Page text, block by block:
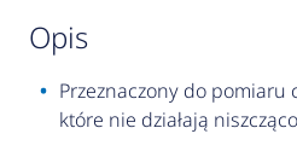
opis
Przeznaczony do
które nie działają